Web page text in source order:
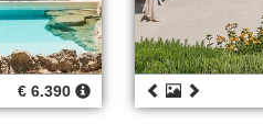
€ 6.390